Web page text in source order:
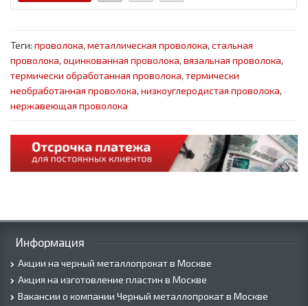
Теги: проволока, металлическая проволока, стальная
проволока, оцинкованная проволока, вязальная проволока,
термически обработанная проволока, термически
необработанная проволока, низкоуглеродистая проволока,
нержавеющая проволока
Информация
Акции на черный металлопрокат в Москве
Акция на изготовление пластин в Москве
Вакансии о компании Черный металлопрокат в Москве